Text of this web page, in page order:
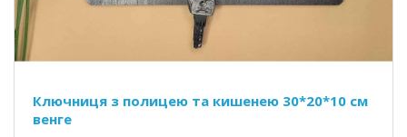
Ключниця з полицею та кишенею 30*20*10 см
венге